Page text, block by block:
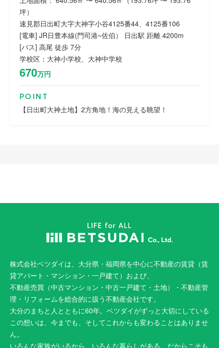
坪）
速見郡日出町大字大神字小谷4125番44、4125番106
[電車] JR日豊本線(門司港~佐伯） 日出駅 距離 4200m
[バス] 高尾 徒歩 7分
学校区：大神小学校、大神中学校
670万円
POINT
【日出町大神土地】2方角地！海の見える眺望！
株式会社ベツダイは、大分県・福岡県を中心に不動産の賃貸（賃
貸アパート・マンション・一戸建て）および、
不動産売買（中古マンション・中古一戸建て・土地）・不動産管
理・リフォームを総合的に扱う不動産会社です。
大分のまちと人とともに60年。ベツダイがずっと大切にしている
この想いは、今までも、そしてこれからも変わることはありませ
ん。
いろんな家族がいるから、いろんな暮らしがある。だからこそも